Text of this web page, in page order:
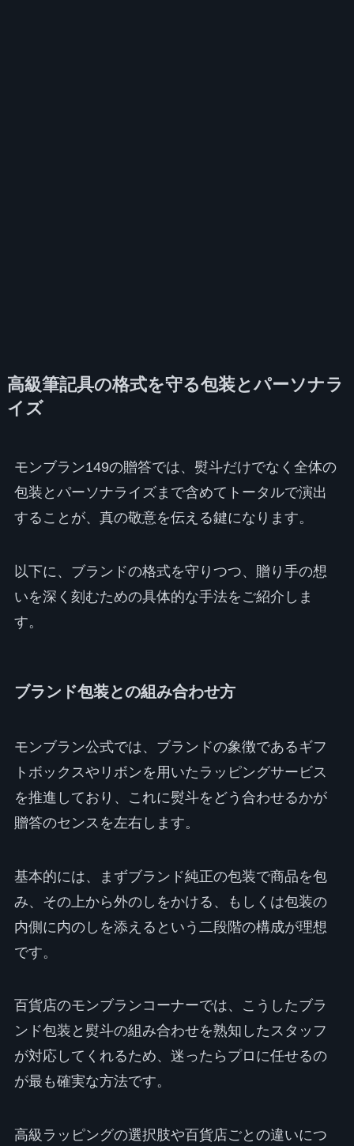
高級筆記具の格式を守る包装とパーソナラ
イズ
モンブラン149の贈答では、熨斗だけでなく全体の
包装とパーソナライズまで含めてトータルで演出
することが、真の敬意を伝える鍵になります。
以下に、ブランドの格式を守りつつ、贈り手の想
いを深く刻むための具体的な手法をご紹介しま
す。
ブランド包装との組み合わせ方
モンブラン公式では、ブランドの象徴であるギフ
トボックスやリボンを用いたラッピングサービス
を推進しており、これに熨斗をどう合わせるかが
贈答のセンスを左右します。
基本的には、まずブランド純正の包装で商品を包
み、その上から外のしをかける、もしくは包装の
内側に内のしを添えるという二段階の構成が理想
です。
百貨店のモンブランコーナーでは、こうしたブラ
ンド包装と熨斗の組み合わせを熟知したスタッフ
が対応してくれるため、迷ったらプロに任せるの
が最も確実な方法です。
高級ラッピングの選択肢や百貨店ごとの違いにつ